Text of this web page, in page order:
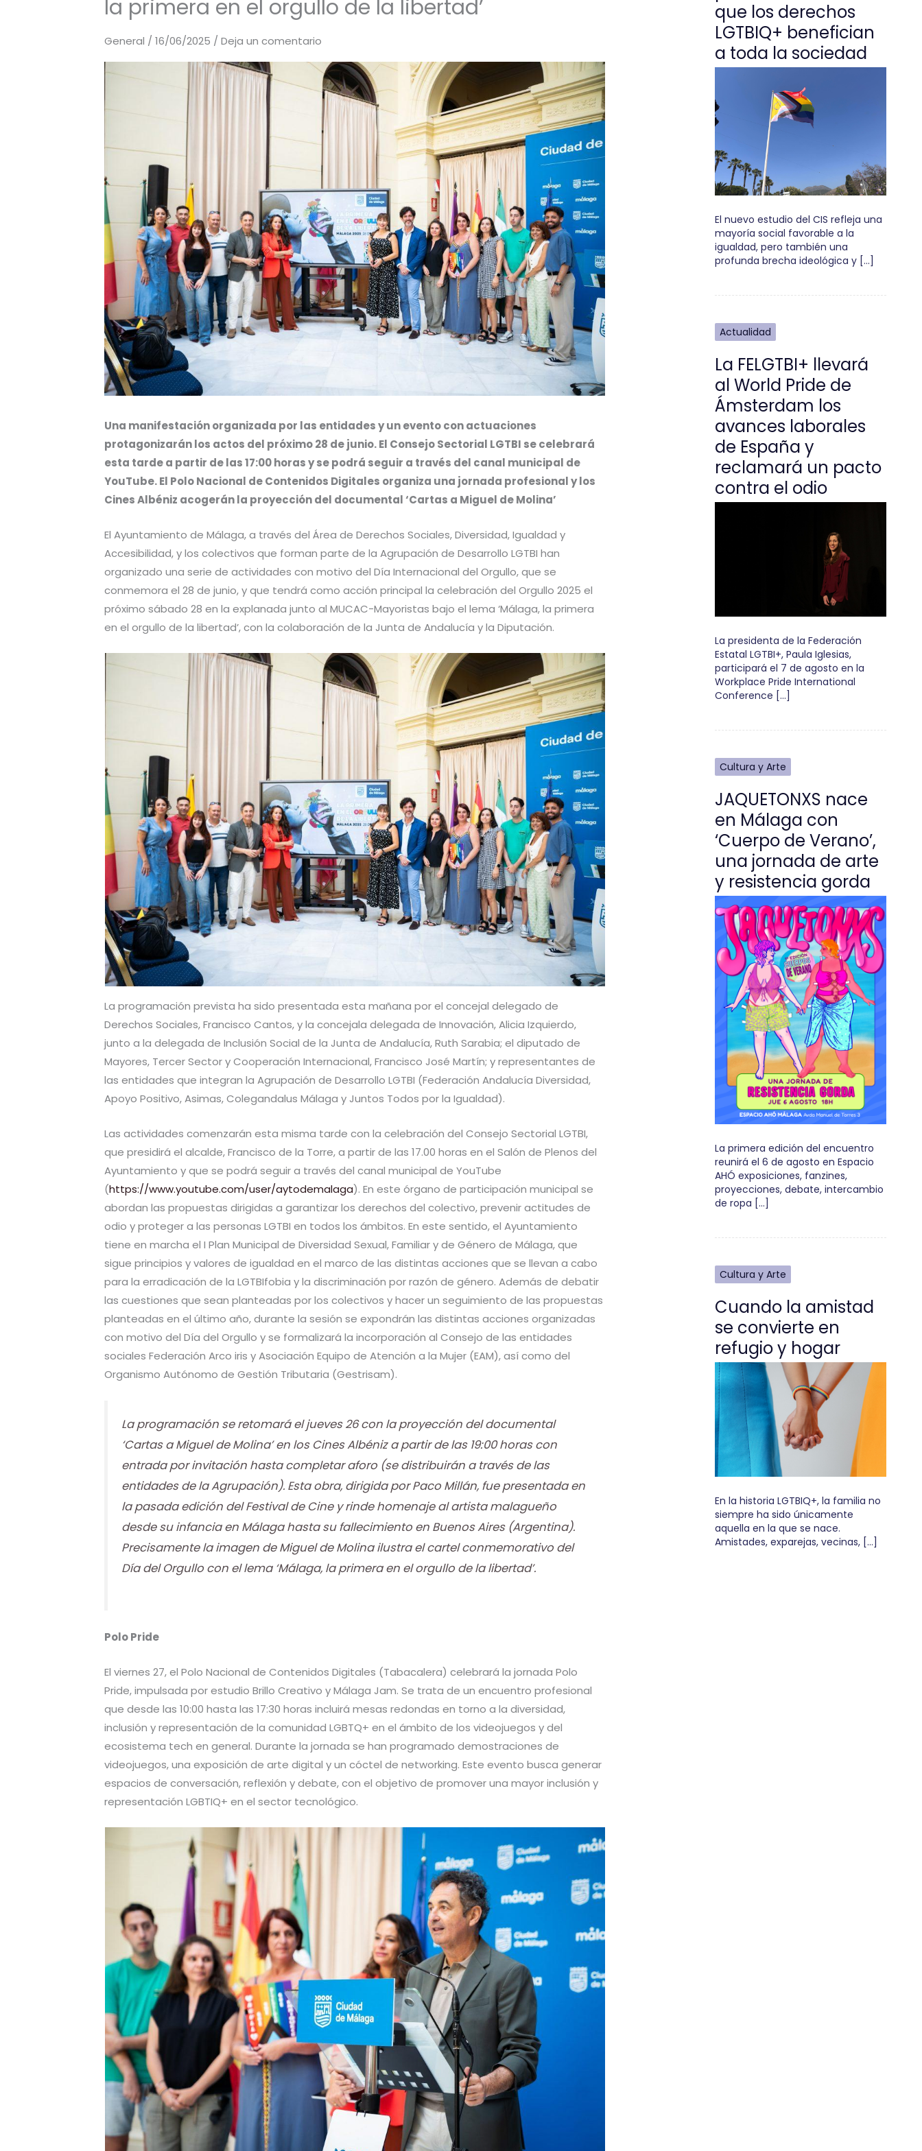
la primera en el orgullo de la libertad’
General /16/06/2025 /Deja un comentario
Una manifestación organizada por las entidades y un evento con actuaciones
protagonizarán los actos del próximo 28 de junio. El Consejo Sectorial LGTBI se celebrará
esta tarde a partir de las 17:00 horas y se podrá seguir a través del canal municipal de
YouTube. El Polo Nacional de Contenidos Digitales organiza una jornada profesional y los
Cines Albéniz acogerán la proyección del documental ‘Cartas a Miguel de Molina’
El Ayuntamiento de Málaga, a través del Área de Derechos Sociales, Diversidad, Igualdad y
Accesibilidad, y los colectivos que forman parte de la Agrupación de Desarrollo LGTBI han
organizado una serie de actividades con motivo del Día Internacional del Orgullo, que se
conmemora el 28 de junio, y que tendrá como acción principal la celebración del Orgullo 2025 el
próximo sábado 28 en la explanada junto al MUCAC-Mayoristas bajo el lema ‘Málaga, la primera
en el orgullo de la libertad’, con la colaboración de la Junta de Andalucía y la Diputación.
La programación prevista ha sido presentada esta mañana por el concejal delegado de
Derechos Sociales, Francisco Cantos, y la concejala delegada de Innovación, Alicia Izquierdo,
junto a la delegada de Inclusión Social de la Junta de Andalucía, Ruth Sarabia; el diputado de
Mayores, Tercer Sector y Cooperación Internacional, Francisco José Martín; y representantes de
las entidades que integran la Agrupación de Desarrollo LGTBI (Federación Andalucía Diversidad,
Apoyo Positivo, Asimas, Colegandalus Málaga y Juntos Todos por la Igualdad).
Las actividades comenzarán esta misma tarde con la celebración del Consejo Sectorial LGTBI,
que presidirá el alcalde, Francisco de la Torre, a partir de las 17.00 horas en el Salón de Plenos del
Ayuntamiento y que se podrá seguir a través del canal municipal de YouTube
(https://www.youtube.com/user/aytodemalaga). En este órgano de participación municipal se
abordan las propuestas dirigidas a garantizar los derechos del colectivo, prevenir actitudes de
odio y proteger a las personas LGTBI en todos los ámbitos. En este sentido, el Ayuntamiento
tiene en marcha el I Plan Municipal de Diversidad Sexual, Familiar y de Género de Málaga, que
sigue principios y valores de igualdad en el marco de las distintas acciones que se llevan a cabo
para la erradicación de la LGTBIfobia y la discriminación por razón de género. Además de debatir
las cuestiones que sean planteadas por los colectivos y hacer un seguimiento de las propuestas
planteadas en el último año, durante la sesión se expondrán las distintas acciones organizadas
con motivo del Día del Orgullo y se formalizará la incorporación al Consejo de las entidades
sociales Federación Arco iris y Asociación Equipo de Atención a la Mujer (EAM), así como del
Organismo Autónomo de Gestión Tributaria (Gestrisam).
La programación se retomará el jueves 26 con la proyección del documental
‘Cartas a Miguel de Molina’ en los Cines Albéniz a partir de las 19:00 horas con
entrada por invitación hasta completar aforo (se distribuirán a través de las
entidades de la Agrupación). Esta obra, dirigida por Paco Millán, fue presentada en
la pasada edición del Festival de Cine y rinde homenaje al artista malagueño
desde su infancia en Málaga hasta su fallecimiento en Buenos Aires (Argentina).
Precisamente la imagen de Miguel de Molina ilustra el cartel conmemorativo del
Día del Orgullo con el lema ‘Málaga, la primera en el orgullo de la libertad’.
Polo Pride
El viernes 27, el Polo Nacional de Contenidos Digitales (Tabacalera) celebrará la jornada Polo
Pride, impulsada por estudio Brillo Creativo y Málaga Jam. Se trata de un encuentro profesional
que desde las 10:00 hasta las 17:30 horas incluirá mesas redondas en torno a la diversidad,
inclusión y representación de la comunidad LGBTQ+ en el ámbito de los videojuegos y del
ecosistema tech en general. Durante la jornada se han programado demostraciones de
videojuegos, una exposición de arte digital y un cóctel de networking. Este evento busca generar
espacios de conversación, reflexión y debate, con el objetivo de promover una mayor inclusión y
representación LGBTIQ+ en el sector tecnológico.
que los derechos
LGTBIQ+ benefician
a toda la sociedad
El nuevo estudio del CIS refleja una
mayoría social favorable a la
igualdad, pero también una
profunda brecha ideológica y […]
Actualidad
La FELGTBI+ llevará
al World Pride de
Ámsterdam los
avances laborales
de España y
reclamará un pacto
contra el odio
La presidenta de la Federación
Estatal LGTBI+, Paula Iglesias,
participará el 7 de agosto en la
Workplace Pride International
Conference […]
Cultura y Arte
JAQUETONXS nace
en Málaga con
‘Cuerpo de Verano’,
una jornada de arte
y resistencia gorda
La primera edición del encuentro
reunirá el 6 de agosto en Espacio
AHÓ exposiciones, fanzines,
proyecciones, debate, intercambio
de ropa […]
Cultura y Arte
Cuando la amistad
se convierte en
refugio y hogar
En la historia LGTBIQ+, la familia no
siempre ha sido únicamente
aquella en la que se nace.
Amistades, exparejas, vecinas, […]